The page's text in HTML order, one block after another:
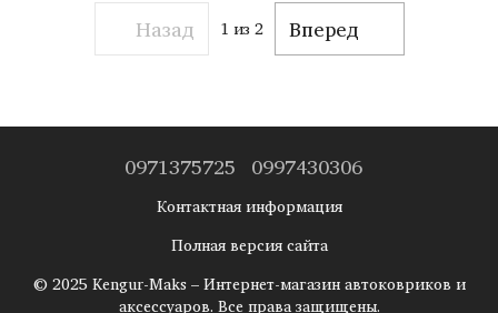
Назад 1 из 2 Вперед
0971375725 0997430306
Контактная информация
Полная версия сайта
© 2025 Kengur-Maks – Интернет-магазин автоковриков и
аксессуаров. Все права защищены.